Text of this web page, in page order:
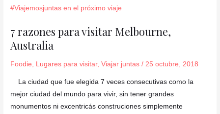
7 razones para visitar Melbourne,
Australia
Foodie Lugares para visitar,Viajar juntas / 25 octubre, 2018
La ciudad que fue elegida 7 veces consecutivas como la
mejor ciudad del mundo para vivir, sin tener grandes
monumentos ni excentricás construciones simplemente
visitar
Australia